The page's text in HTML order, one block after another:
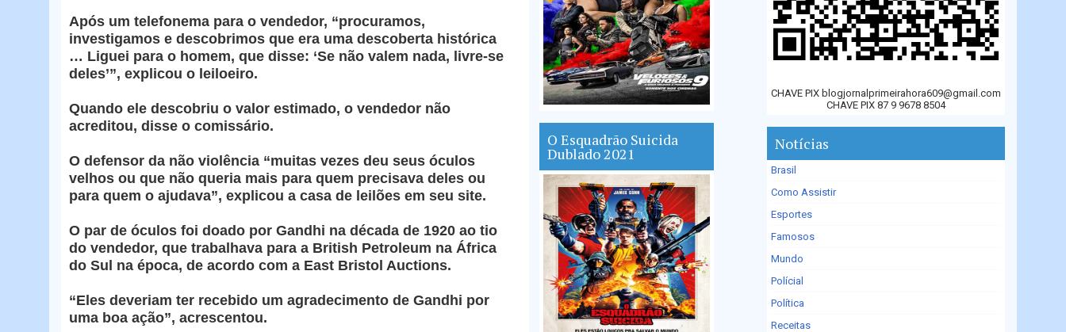
Após um telefonema para o vendedor, “procuramos,
investigamos e descobrimos que era uma descoberta histórica
… Liguei para o homem, que disse: ‘Se não valem nada, livre-se
deles’”, explicou o leiloeiro.
Quando ele descobriu o valor estimado, o vendedor não
acreditou, disse o comissário.
O defensor da não violência “muitas vezes deu seus óculos
velhos ou que não queria mais para quem precisava deles ou
para quem o ajudava”, explicou a casa de leilões em seu site.
O par de óculos foi doado por Gandhi na década de 1920 ao tio
do vendedor, que trabalhava para a British Petroleum na África
do Sul na época, de acordo com a East Bristol Auctions.
“Eles deveriam ter recebido um agradecimento de Gandhi por
uma boa ação”, acrescentou.
O Esquadrão Suicida
Dublado 2021
CHAVE PIX blogjornalprimeirahora609@gmail.com
CHAVE PIX 87 9 9678 8504
Notícias
Brasil
Como Assistir
Esportes
Famosos
Mundo
Polícial
Política
Receitas